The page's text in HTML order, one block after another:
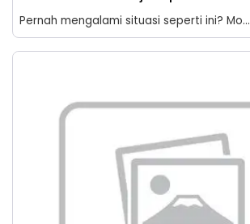
Pernah mengalami situasi seperti ini? Mo...